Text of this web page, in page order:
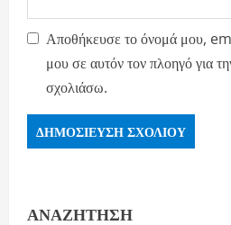
Αποθήκευσε το όνομά μου,
μου σε αυτόν τον πλοηγό για
σχολιάσω.
ΑΝΑΖΉΤΗΣΗ